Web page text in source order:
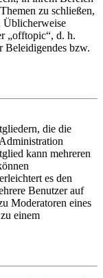
zu schließen,
Üblicherweise
„offtopic“, d. h.
Beleidigendes bzw.
die die
kann mehreren
es den
Benutzer auf
Moderatoren eines
einem